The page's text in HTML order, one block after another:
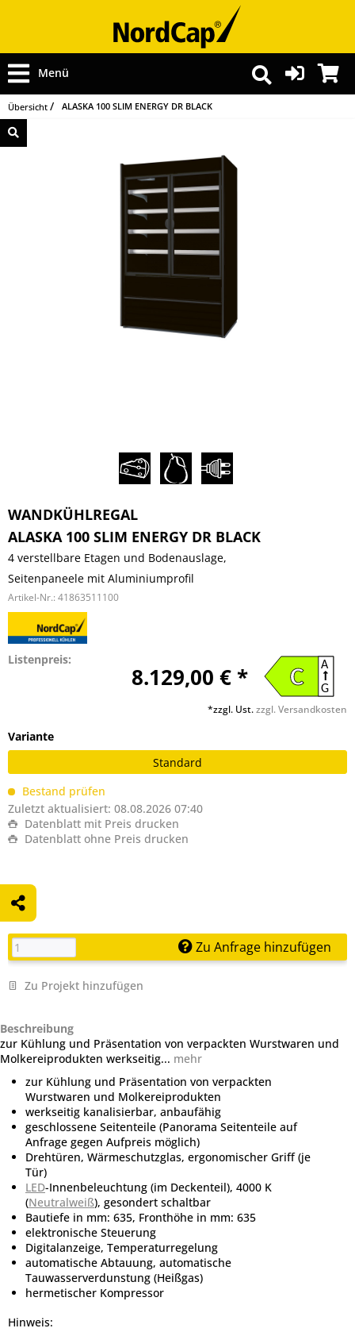
Menü
Übersicht ALASKA 100 SLIM ENERGY DR BLACK
WANDKÜHLREGAL
ALASKA 100 SLIM ENERGY DR BLACK
4 verstellbare Etagen und Bodenauslage,
Seitenpaneele mit Aluminiumprofil
Artikel-Nr.: 41863511100
Listenpreis:
8.129,00 € * A
G
C
*zzgl. Ust.zzgl. Versandkosten
Variante
Standard
Bestand prüfen
Zuletzt aktualisiert: 08.08.2026 07:40
Datenblatt mit Preis drucken
Datenblatt ohne Preis drucken
Zu Anfrage hinzufügen
Zu Projekt hinzufügen
Beschreibung
zur Kühlung und Präsentation von verpackten Wurstwaren und
Molkereiprodukten werkseitig... mehr
zur Kühlung und Präsentation von verpackten
Wurstwaren und Molkereiprodukten
werkseitig kanalisierbar, anbaufähig
geschlossene Seitenteile (Panorama Seitenteile auf
Anfrage gegen Aufpreis möglich)
Drehtüren, Wärmeschutzglas, ergonomischer Griff (je
Tür)
LED-Innenbeleuchtung (im Deckenteil), 4000 K
(Neutralweiß), gesondert schaltbar
Bautiefe in mm: 635, Fronthöhe in mm: 635
elektronische Steuerung
Digitalanzeige, Temperaturregelung
automatische Abtauung, automatische
Tauwasserverdunstung (Heißgas)
hermetischer Kompressor
Hinweis: